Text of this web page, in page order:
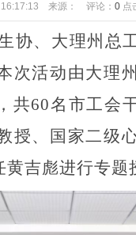
16:17:13 来源： 评论： 0点
协、大理州总
次活动由大理
共60名市工会
授、国家二级
吉彪进行专题